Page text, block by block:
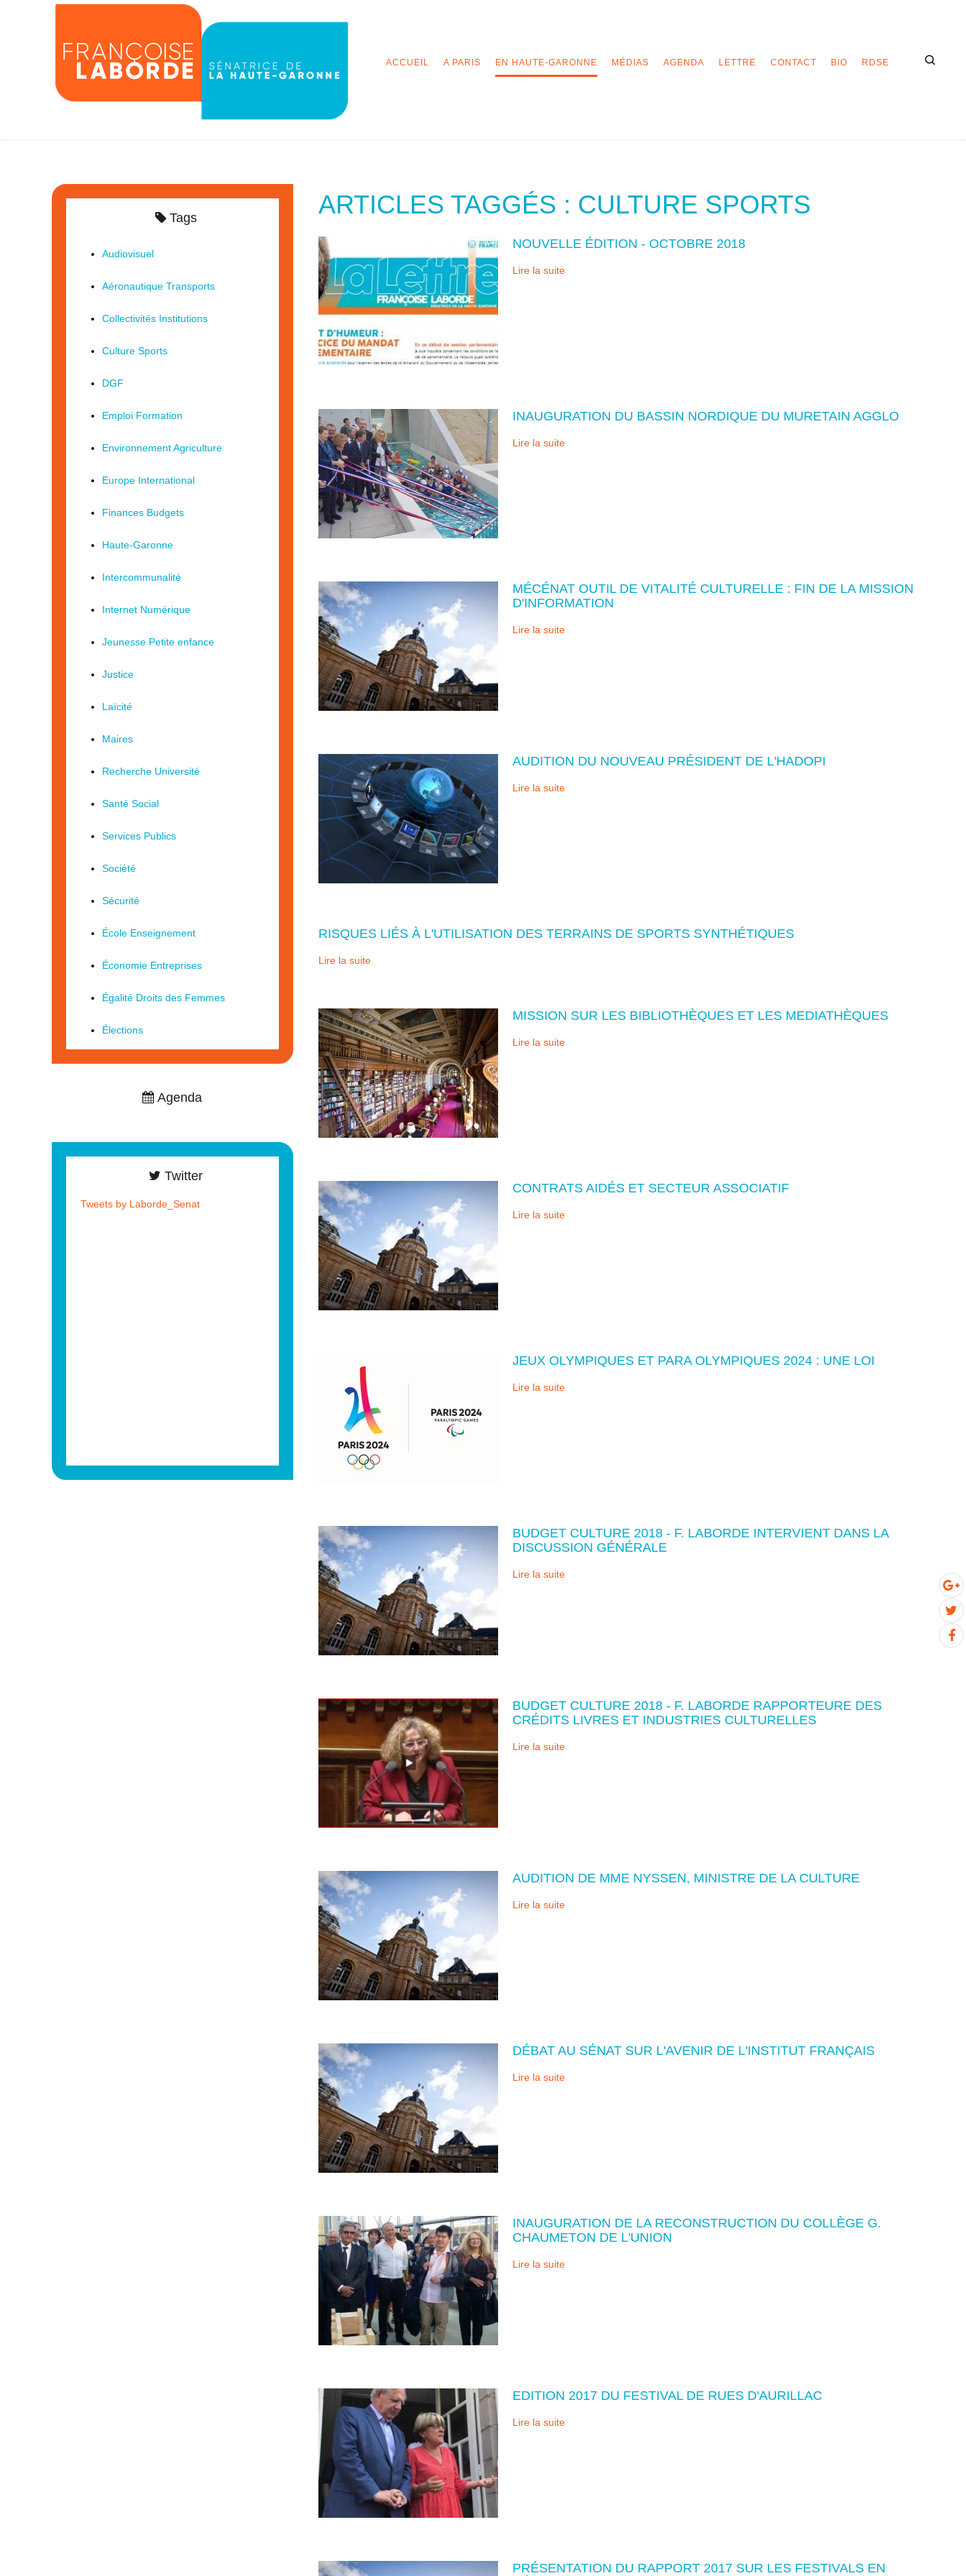
ACCUEIL A PARIS EN HAUTE-GARONNE MÉDIAS AGENDA LETTRE CONTACT BIO RDSE
ARTICLES TAGGÉS : CULTURE SPORTS
NOUVELLE ÉDITION - OCTOBRE 2018
Lire la suite
INAUGURATION DU BASSIN NORDIQUE DU MURETAIN AGGLO
Lire la suite
MÉCÉNAT OUTIL DE VITALITÉ CULTURELLE : FIN DE LA MISSION
D'INFORMATION
Lire la suite
AUDITION DU NOUVEAU PRÉSIDENT DE L'HADOPI
Lire la suite
RISQUES LIÉS À L'UTILISATION DES TERRAINS DE SPORTS SYNTHÉTIQUES
Lire la suite
MISSION SUR LES BIBLIOTHÈQUES ET LES MEDIATHÈQUES
Lire la suite
CONTRATS AIDÉS ET SECTEUR ASSOCIATIF
Lire la suite
JEUX OLYMPIQUES ET PARA OLYMPIQUES 2024 : UNE LOI
Lire la suite
BUDGET CULTURE 2018 - F. LABORDE INTERVIENT DANS LA
DISCUSSION GÉNÉRALE
Lire la suite
BUDGET CULTURE 2018 - F. LABORDE RAPPORTEURE DES
CRÉDITS LIVRES ET INDUSTRIES CULTURELLES
Lire la suite
AUDITION DE MME NYSSEN, MINISTRE DE LA CULTURE
Lire la suite
DÉBAT AU SÉNAT SUR L'AVENIR DE L'INSTITUT FRANÇAIS
Lire la suite
INAUGURATION DE LA RECONSTRUCTION DU COLLÈGE G.
CHAUMETON DE L'UNION
Lire la suite
EDITION 2017 DU FESTIVAL DE RUES D'AURILLAC
Lire la suite
PRÉSENTATION DU RAPPORT 2017 SUR LES FESTIVALS EN
Tags
Audiovisuel
Aéronautique Transports
Collectivités Institutions
Culture Sports
DGF
Emploi Formation
Environnement Agriculture
Europe International
Finances Budgets
Haute-Garonne
Intercommunalité
Internet Numérique
Jeunesse Petite enfance
Justice
Laïcité
Maires
Recherche Université
Santé Social
Services Publics
Société
Sécurité
École Enseignement
Économie Entreprises
Égalité Droits des Femmes
Élections
Agenda
Twitter
Tweets by Laborde_Senat